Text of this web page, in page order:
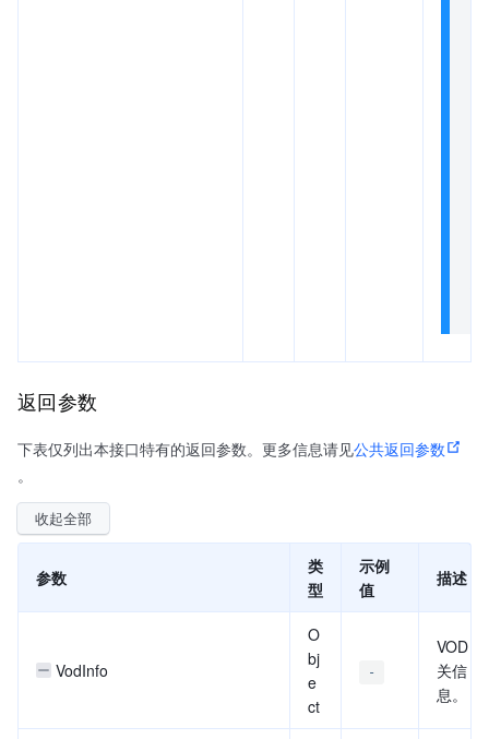
返回参数
下表仅列出本接口特有的返回参数。更多信息请见公共返回参数
。
收起全部
参数
类
型
示例
值
描述
VodInfo
O
bj
e
ct
-
VOD 相
关信
息。